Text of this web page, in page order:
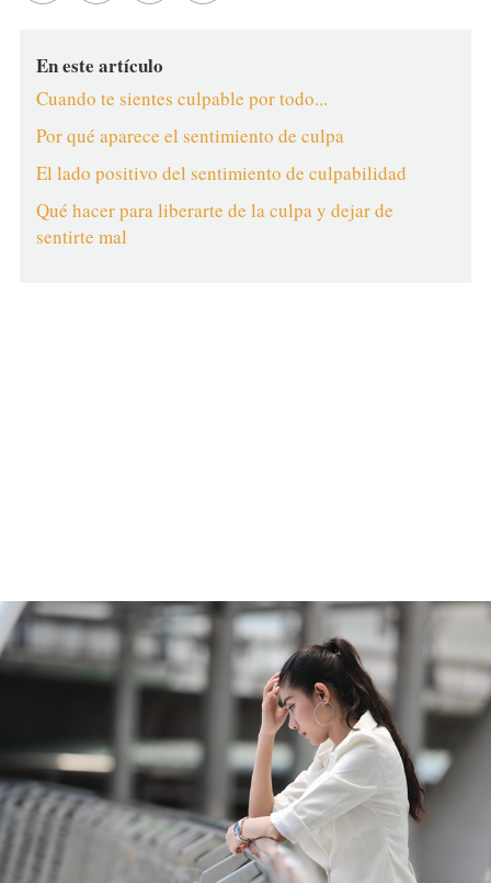
En este artículo
Cuando te sientes culpable por todo...
Por qué aparece el sentimiento de culpa
El lado positivo del sentimiento de culpabilidad
Qué hacer para liberarte de la culpa y dejar de
sentirte mal